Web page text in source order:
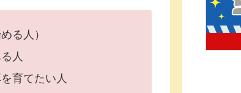
る人）
人
育てたい人